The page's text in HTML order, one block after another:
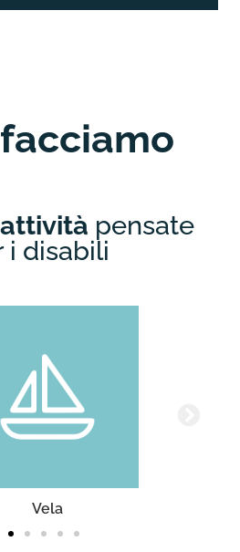
attività pensate
i disabili
Vela